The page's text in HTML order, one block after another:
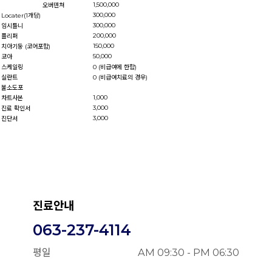
오버덴쳐
1,500,000
Locater(1개당)
300,000
임시틀니
300,000
플리퍼
200,000
치아기둥 (코어포함)
150,000
코아
50,000
스케일링
0 (비급여에 한함)
실란트
0 (비급여치료의 경우)
불소도포
차트사본
1,000
진료 확인서
3,000
진단서
3,000
진료안내
063-237-4114
평일
AM 09:30 - PM 06:30